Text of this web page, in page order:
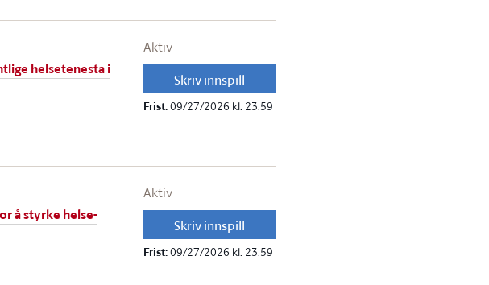
helsetenesta i
Aktiv
Skriv innspill
Frist:09/27/2026 kl. 23.59
å styrke helse-
Aktiv
Skriv innspill
Frist:09/27/2026 kl. 23.59